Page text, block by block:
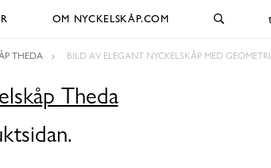
OM NYCKELSKÅP.COM
THEDA BILD AV ELEGANT NYCKELSKÅP MED
Theda